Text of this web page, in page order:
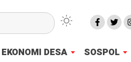
EKONOMI DESA SOSPOL